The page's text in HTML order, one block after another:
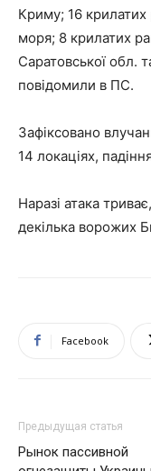
Криму; 16 крилатих
моря; 8 крилатих
Саратовської обл.
повідомили в ПС.
Зафіксовано
14 локаціях,
Наразі атака
декілька ворожих
Facebook
Предыдущая статья
Рынок пассивной